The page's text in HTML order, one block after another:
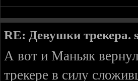
RE: Девушки трекера.
А вот и Маньяк
трекере в силу